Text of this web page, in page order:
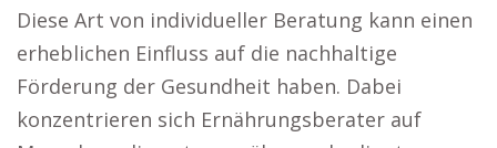
Diese Art von individueller Beratung kann einen
erheblichen Einfluss auf die nachhaltige
Förderung der Gesundheit haben. Dabei
konzentrieren sich Ernährungsberater auf